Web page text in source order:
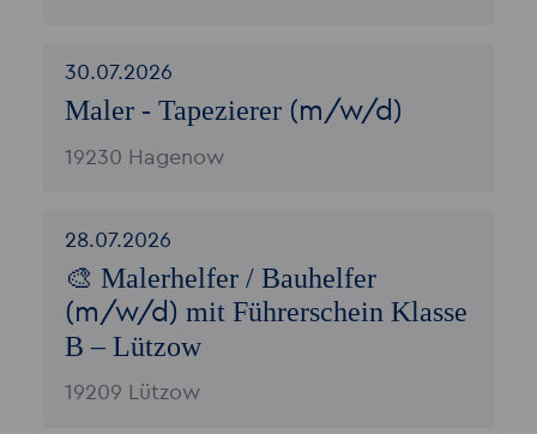
Maler - Tapezierer (m/w/d)
19230 Hagenow
30.07.2026
🎨 Malerhelfer / Bauhelfer
(m/w/d) mit Führerschein Klasse
B – Lützow
19209 Lützow
28.07.2026